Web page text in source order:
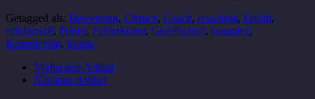
Getagged als: Bewertung, Chance, Coach, coaching, Erfolg,
erfolgreich, Fehler, Fehlerkultur, Gesellschaft, komplex,
Komplexität, lernen
Vorheriger Artikel
Nächster Artikel